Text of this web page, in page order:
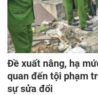
Đề xuất nâng, hạ
quan đến tội phạm
sự sửa đổi